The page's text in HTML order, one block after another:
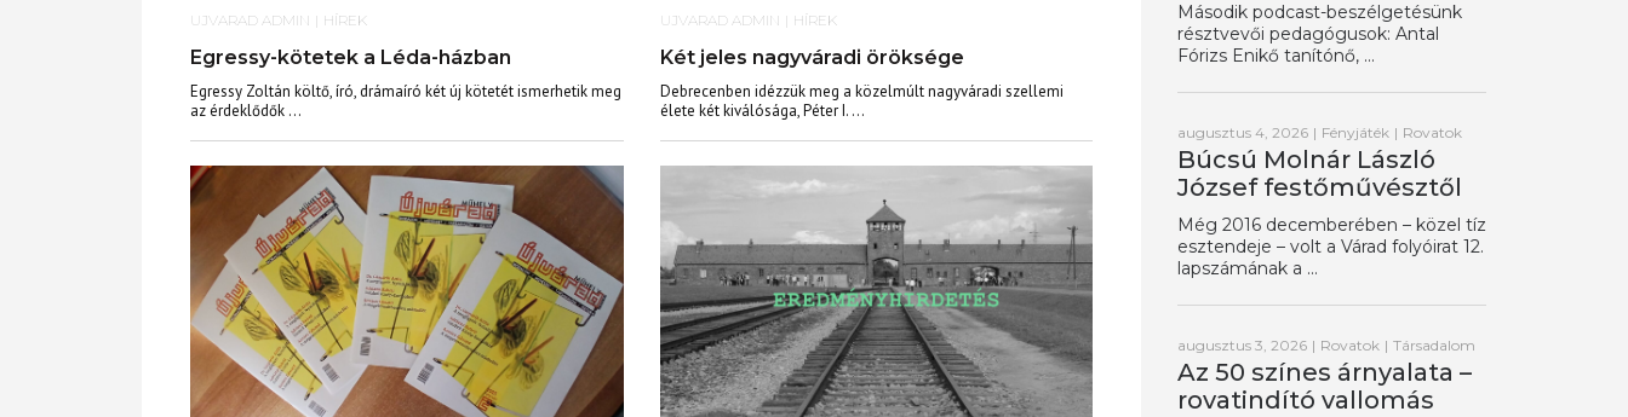
UJVARAD ADMIN | HÍREK
Egressy-kötetek a Léda-házban
Egressy Zoltán költő, író, drámaíró két új kötetét ismerhetik meg
az érdeklődők ...
UJVARAD ADMIN | HÍREK
Két jeles nagyváradi öröksége
Debrecenben idézzük meg a közelmúlt nagyváradi szellemi
élete két kiválósága, Péter I. ...
Második podcast-beszélgetésünk
résztvevői pedagógusok: Antal
Fórizs Enikő tanítónő, ...
augusztus 4, 2026 | Fényjáték | Rovatok
Búcsú Molnár László
József festőművésztől
Még 2016 decemberében – közel tíz
esztendeje – volt a Várad folyóirat 12.
lapszámának a ...
augusztus 3, 2026 | Rovatok | Társadalom
Az 50 színes árnyalata –
rovatindító vallomás